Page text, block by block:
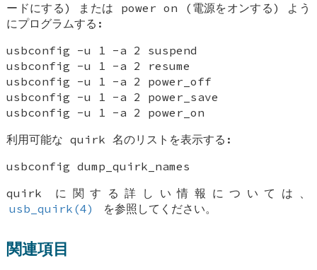
ードにする) または power on (電源をオンする) よう
にプログラムする:
usbconfig -u 1 -a 2 suspend
usbconfig -u 1 -a 2 resume
usbconfig -u 1 -a 2 power_off
usbconfig -u 1 -a 2 power_save
usbconfig -u 1 -a 2 power_on
利用可能な quirk 名のリストを表示する:
usbconfig dump_quirk_names
quirk に関する詳しい情報については、
usb_quirk(4)
を参照してください。
関連項目